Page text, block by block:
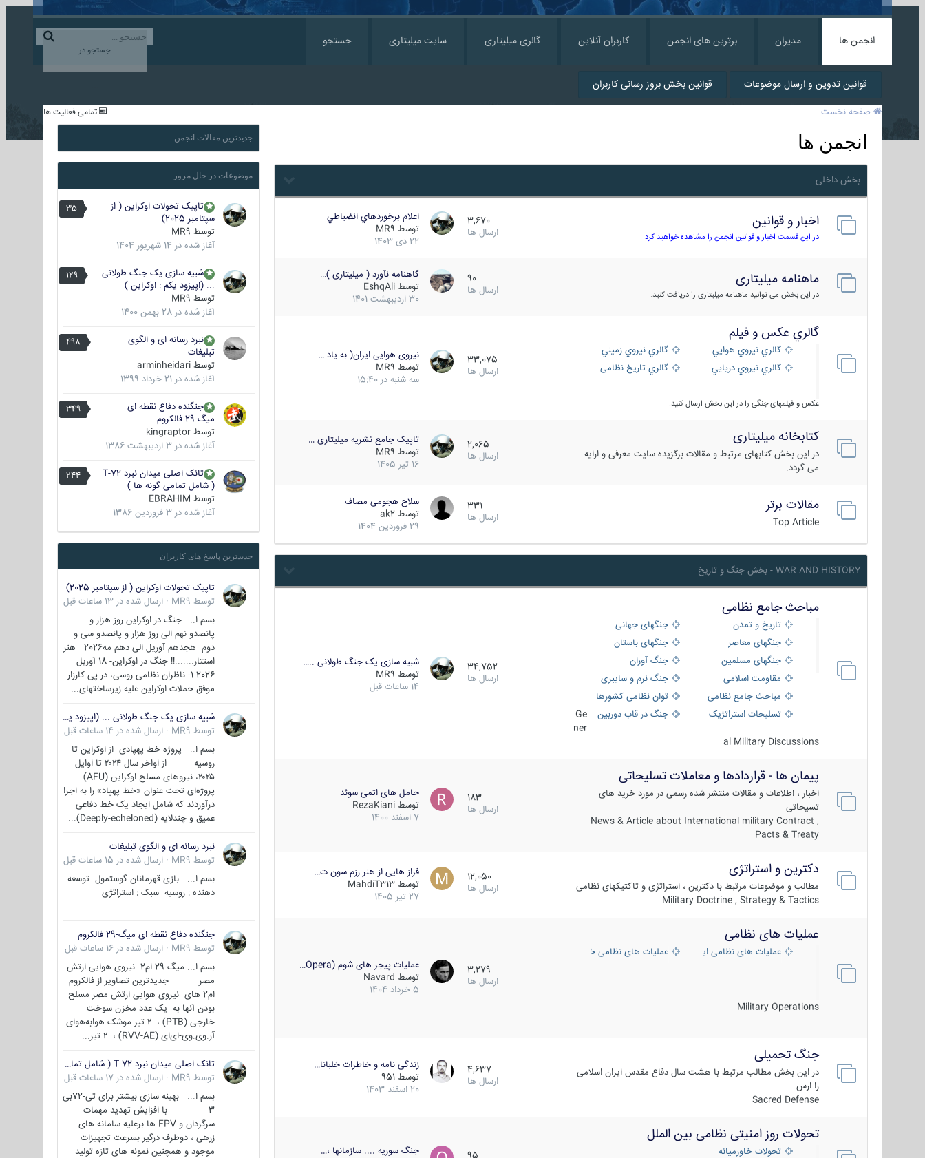
جستجو در
انجمن ها مدیران برترین های انجمن کاربران آنلاین گالری میلیتاری سایت میلیتاری جستجو
قوانین تدوین و ارسال موضوعات قوانین بخش بروز رسانی کاربران
تمامی فعالیت ها صفحه نخست
انجمن ها
بخش داخلی
اخبار و قوانین
در این قسمت اخبار و قوانین انجمن را مشاهده خواهید کرد
3,670
ارسال ها
اعلام برخوردهاي انضباطي
توسط MR9
22 دی 1403
ماهنامه میلیتاری
در این بخش می توانید ماهنامه میلیتاری را دریافت کنید.
90
ارسال ها
گاهنامه نآورد ( میلیتاری )…
توسط EshqAli
30 اردیبهشت 1401
گالري عكس و فيلم
گالري نيروي هوايي
گالري نيروي زميني
گالري نيروي دريايي
گالري تاریخ نظامی
عکس و فیلمهای جنگی را در این بخش ارسال کنید.
33,075
ارسال ها
نیروی هوایی ایران( به یاد …
توسط MR9
سه شنبه در 15:40
کتابخانه میلیتاری
در این بخش کتابهای مرتبط و مقالات برگزیده سایت معرفی و ارایه
می گردد.
2,065
ارسال ها
تاپیک جامع نشریه میلیتاری …
توسط MR9
16 تیر 1405
مقالات برتر
Top Article
331
ارسال ها
سلاح هجومی مصاف
توسط ak2
29 فروردین 1404
WAR AND HISTORY - بخش جنگ و تاریخ
مباحث جامع نظامی
تاریخ و تمدن
جنگهای جهانی
جنگهای معاصر
جنگهای باستان
جنگهای مسلمین
جنگ آوران
مقاومت اسلامی
جنگ نرم و سایبری
مباحث جامع نظامی
توان نظامی کشورها
تسلیحات استراتژیک
جنگ در قاب دوربین
Ge
ner
al Military Discussions
34,752
ارسال ها
شبیه سازی یک جنگ طولانی ..…
توسط MR9
14 ساعات قبل
پیمان ها - قراردادها و معاملات تسلیحاتی
اخبار ، اطلاعات و مقالات منتشر شده رسمی در مورد خرید های
تسیحاتی
News & Article about International military Contract ,
Pacts & Treaty
183
ارسال ها
حامل های اتمی سوئد
توسط RezaKiani
7 اسفند 1400
دکترین و استراتژی
مطالب و موضوعات مرتبط با دکترین ، استراتژی و تاکتیکهای نظامی
Military Doctrine , Strategy & Tactics
12,050
ارسال ها
فراز هایی از هنر رزم سون ت…
توسط MahdiT313
27 تیر 1405
عملیات های نظامی
عملیات های نظامی ایران عملیات های نظامی خارجی
Military Operations
3,279
ارسال ها
عملیات پیجر های شوم (Opera…
توسط Navard
5 خرداد 1404
جنگ تحمیلی
در این بخش مطالب مرتبط با هشت سال دفاع مقدس ایران اسلامی
را ارس
Sacred Defense
4,637
ارسال ها
زندگی نامه و خاطرات خلبانا…
توسط 951
20 اسفند 1403
تحولات روز امنیتی نظامی بین الملل
تحولات خاورمیانه
جنگ سوریه .... سازمانها ،…
جدیدترین مقالات انجمن
موضوعات در حال مرور
35
تاپیک تحولات اوکراین ( از
سپتامبر 2025)
توسط MR9
آغاز شده در 14 شهریور 1404
129
شبیه سازی یک جنگ طولانی
... (اپیزود یکم : اوکراین )
توسط MR9
آغاز شده در 28 بهمن 1400
498
نبرد رسانه ای و الگوی
تبلیغات
توسط arminheidari
آغاز شده در 21 خرداد 1399
349
جنگنده دفاع نقطه ای
میگ-29 فالکروم
توسط kingraptor
آغاز شده در 3 اردیبهشت 1386
244
تانک اصلی میدان نبرد T-72
( شامل تمامی گونه ها )
توسط EBRAHIM
آغاز شده در 3 فروردین 1386
جدیدترین پاسخ های کاربران
تاپیک تحولات اوکراین ( از سپتامبر 2025)
توسط MR9
· ارسال شده در 13 ساعات قبل
بسم ا.. جنگ در اوکراین روز هزار و
پانصدو نهم الی روز هزار و پانصدو سی و
دوم هجدهم آوریل الی دهم مه2026 هنر
استتار.......!! جنگ در اوکراین- 18 آوریل
2026 1- ناظران نظامی روسی، در پی کارزار
موفق حملات اوکراین علیه زیرساختهای...
شبیه سازی یک جنگ طولانی ... (اپیزود یکم : اوکراین )
توسط MR9
· ارسال شده در 14 ساعات قبل
بسم ا.. پروژه خط پهپادی از اوکراین تا
روسیه از اواخر سال ۲۰۲۴ تا اوایل
۲۰۲۵، نیروهای مسلح اوکراین (AFU)
پروژه‌ای تحت عنوان «خط پهپاد» را به اجرا
درآوردند که شامل ایجاد یک خط دفاعی
عمیق و چندلایه (Deeply-echeloned)...
نبرد رسانه ای و الگوی تبلیغات
توسط MR9
· ارسال شده در 15 ساعات قبل
بسم ا... بازی قهرمانان گوستمول توسعه
دهنده : روسیه سبک : استراتژی
جنگنده دفاع نقطه ای میگ-29 فالکروم
توسط MR9
· ارسال شده در 16 ساعات قبل
بسم ا... میگ-29 ام2 نیروی هوایی ارتش
مصر جدیدترین تصاویر از فالکروم
ام2 های نیروی هوایی ارتش مصر مسلح
بودن آنها به یک عدد مخزن سوخت
خارجی (PTB) ، ۲ تیر موشک هوابه‌هوای
آر.وی.وی-ای‌ای (RVV-AE) ، ۲ تیر...
تانک اصلی میدان نبرد T-72 ( شامل تمامی گونه ها )
توسط MR9
· ارسال شده در 17 ساعات قبل
بسم ا... بهینه سازی بیشتر برای تی-72بی
3 با افزایش تهدید مهمات
سرگردان و FPV ها برعلیه سامانه های
زرهی ، دوطرف درگیر بسرعت تجهیزات
موجود و همچنین نمونه های تازه تولید